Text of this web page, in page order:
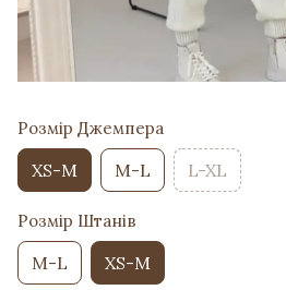
Розмір Джемпера
XS-M M-L L-XL
Розмір Штанів
M-L XS-M